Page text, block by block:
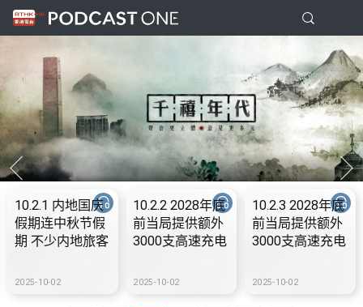
10.2.1 内地国庆
假期连中秋节假
期 不少内地旅客
2025-10-02
10.2.2 2028年底
前当局提供额外
3000支高速充电
设300个电动车
2025-10-02
10.2.3 2028年底
前当局提供额外
3000支高速充电
设300个电动车
2025-10-02